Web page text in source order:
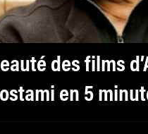
des films
en 5